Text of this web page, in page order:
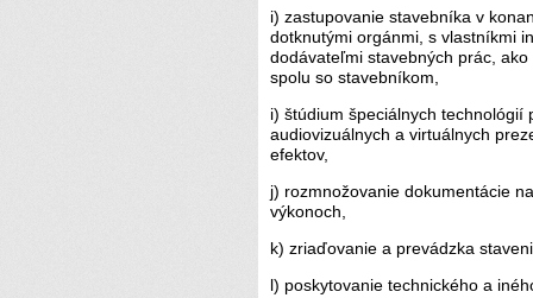
i) zastupovanie stavebníka v
dotknutými orgánmi, s vlastníkmi
dodávateľmi stavebných prác,
spolu so stavebníkom,
i) štúdium špeciálnych
audiovizuálnych a virtuálnych
efektov,
j) rozmnožovanie dokumentácie
výkonoch,
k) zriaďovanie a prevádzka
l) poskytovanie technického a